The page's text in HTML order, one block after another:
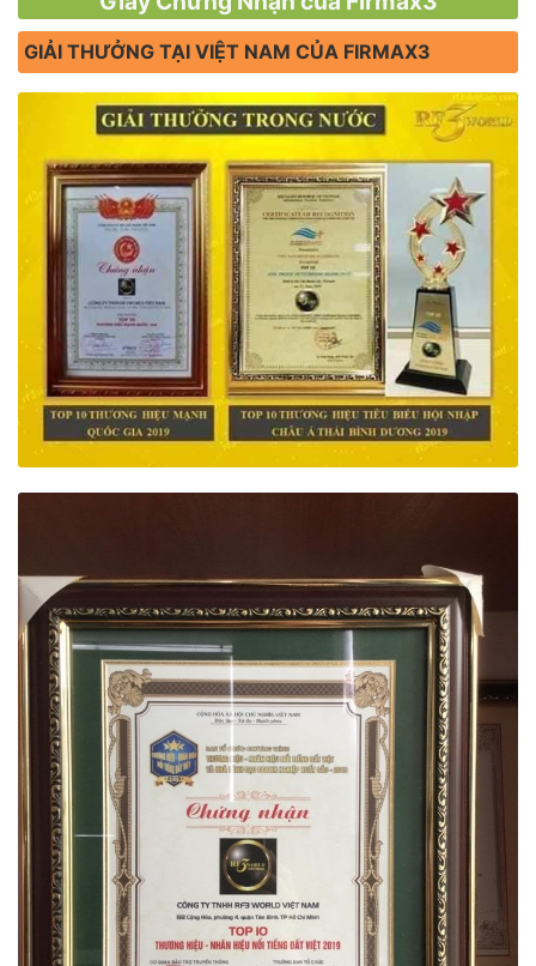
GIẢI THƯỞNG TẠI VIỆT NAM CỦA FIRMAX3